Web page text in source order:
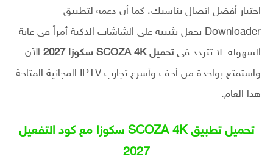
اختيار أفضل اتصال يناسبك، كما أن دعمه لتطبيق
Downloader يجعل تثبيته على الشاشات الذكية أمراً في غاية
السهولة. لا تتردد فيتحميل SCOZA 4K سكوزا 2027
الآن
واستمتع بواحدة من أخف وأسرع تجارب IPTV المجانية المتاحة
هذا العام.
تحميل تطبيق SCOZA 4K سكوزا مع كود التفعيل
2027